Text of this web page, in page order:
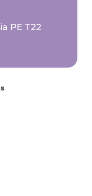
PE T22